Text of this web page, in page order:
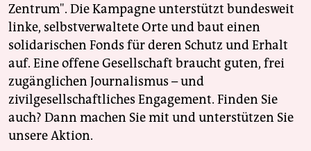
Zentrum". Die Kampagne unterstützt bundesweit
linke, selbstverwaltete Orte und baut einen
solidarischen Fonds für deren Schutz und Erhalt
auf. Eine offene Gesellschaft braucht guten, frei
zugänglichen Journalismus – und
zivilgesellschaftliches Engagement. Finden Sie
auch? Dann machen Sie mit und unterstützen Sie
unsere Aktion.